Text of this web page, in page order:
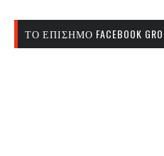
ΤΟ ΕΠΊΣΗΜΟ FACEBOOK